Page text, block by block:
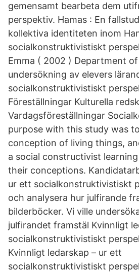
gemensamt bearbeta dem
perspektiv. Hamas : En
kollektiva identiteten inom
socialkonstruktivistiskt
Emma ( 2002 ) Department
undersökning av elevers
socialkonstruktivistiskt
Föreställningar Kulturella
Vardagsföreställningar
purpose with this study was
conception of living things,
a social constructivist
their conceptions.
ur ett socialkonstruktivistiskt
och analysera hur julfirande
bilderböcker. Vi ville
julfirandet framstäl Kvinnligt
socialkonstruktivistiskt
Kvinnligt ledarskap – ur ett
socialkonstruktivistiskt